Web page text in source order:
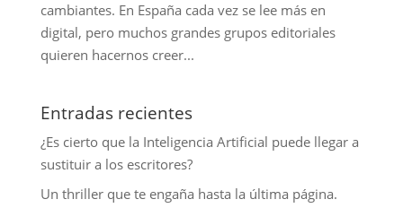
cambiantes. En España cada vez se lee más en
digital, pero muchos grandes grupos editoriales
quieren hacernos creer...
Entradas recientes
¿Es cierto que la Inteligencia Artificial puede llegar a
sustituir a los escritores?
Un thriller que te engaña hasta la última página.